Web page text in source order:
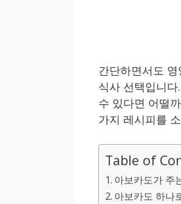
간단하면서도
식사 선택입니
수 있다면 어떨
가지 레시피를
Table of
아보카도가 주
아보카도 하나